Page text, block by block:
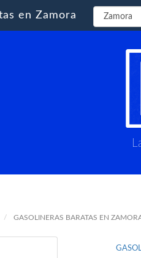
en Zamora
GASOLINERAS BARATAS EN